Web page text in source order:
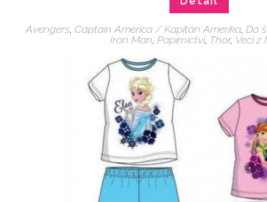
Avengers, Captain America / Kapitán Amerika, Do
Iron Man, Papírnictví, Thor, Veci z